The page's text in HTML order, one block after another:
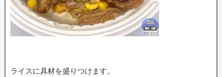
ライスに具材を盛りつけます。